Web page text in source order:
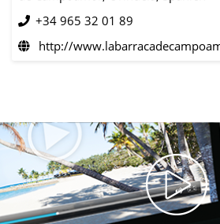
+34 965 32 01 89
http://